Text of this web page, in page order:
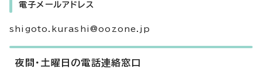
電子メールアドレス
shigoto.kurashi@oozone.jp
夜間・土曜日の電話連絡窓口